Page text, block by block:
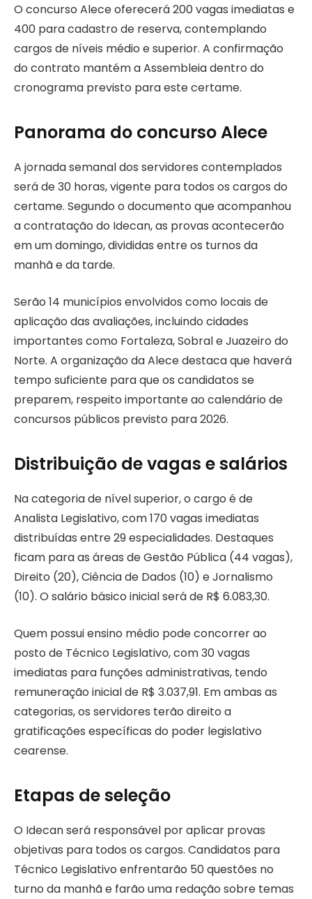
O concurso Alece oferecerá 200 vagas imediatas e
400 para cadastro de reserva, contemplando
cargos de níveis médio e superior. A confirmação
do contrato mantém a Assembleia dentro do
cronograma previsto para este certame.
Panorama do concurso Alece
A jornada semanal dos servidores contemplados
será de 30 horas, vigente para todos os cargos do
certame. Segundo o documento que acompanhou
a contratação do Idecan, as provas acontecerão
em um domingo, divididas entre os turnos da
manhã e da tarde.
Serão 14 municípios envolvidos como locais de
aplicação das avaliações, incluindo cidades
importantes como Fortaleza, Sobral e Juazeiro do
Norte. A organização da Alece destaca que haverá
tempo suficiente para que os candidatos se
preparem, respeito importante ao calendário de
concursos públicos previsto para 2026.
Distribuição de vagas e salários
Na categoria de nível superior, o cargo é de
Analista Legislativo, com 170 vagas imediatas
distribuídas entre 29 especialidades. Destaques
ficam para as áreas de Gestão Pública (44 vagas),
Direito (20), Ciência de Dados (10) e Jornalismo
(10). O salário básico inicial será de R$ 6.083,30.
Quem possui ensino médio pode concorrer ao
posto de Técnico Legislativo, com 30 vagas
imediatas para funções administrativas, tendo
remuneração inicial de R$ 3.037,91. Em ambas as
categorias, os servidores terão direito a
gratificações específicas do poder legislativo
cearense.
Etapas de seleção
O Idecan será responsável por aplicar provas
objetivas para todos os cargos. Candidatos para
Técnico Legislativo enfrentarão 50 questões no
turno da manhã e farão uma redação sobre temas